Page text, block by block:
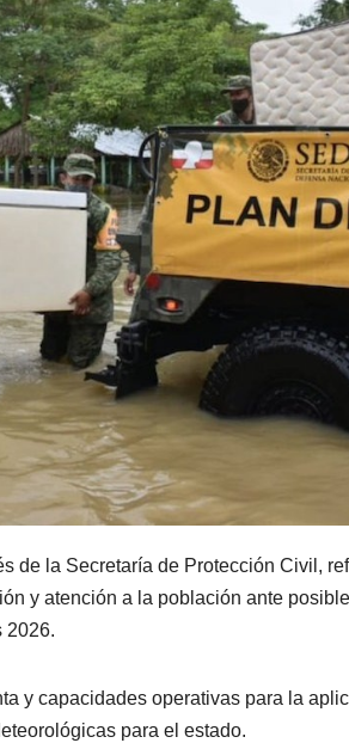
de la Secretaría de Protección Civil,
y atención a la población ante
2026.
y capacidades operativas para la
para el estado.